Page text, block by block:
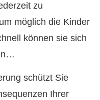
zu
möglich die Kinder
können sie sich
schützt Sie
Ihrer